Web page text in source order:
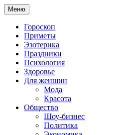
Меню
Гороскоп
Приметы
Эзотерика
Праздники
Психология
Здоровье
Для женщин
Мода
Красота
Общество
Шоу-бизнес
Политика